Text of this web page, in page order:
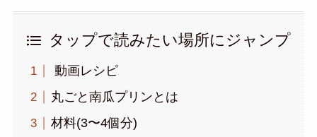
タップで読みたい場所にジャンプ
動画レシピ
丸ごと南瓜プリンとは
材料(3〜4個分)